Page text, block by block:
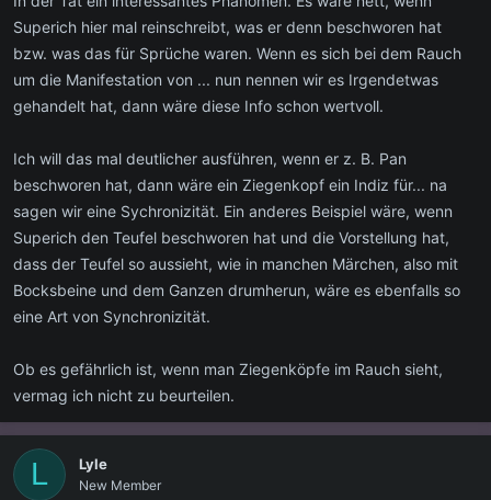
Superich hier mal reinschreibt, was er denn beschworen hat
bzw. was das für Sprüche waren. Wenn es sich bei dem Rauch
um die Manifestation von ... nun nennen wir es Irgendetwas
gehandelt hat, dann wäre diese Info schon wertvoll.
Ich will das mal deutlicher ausführen, wenn er z. B. Pan
beschworen hat, dann wäre ein Ziegenkopf ein Indiz für... na
sagen wir eine Sychronizität. Ein anderes Beispiel wäre, wenn
Superich den Teufel beschworen hat und die Vorstellung hat,
dass der Teufel so aussieht, wie in manchen Märchen, also mit
Bocksbeine und dem Ganzen drumherun, wäre es ebenfalls so
eine Art von Synchronizität.
Ob es gefährlich ist, wenn man Ziegenköpfe im Rauch sieht,
vermag ich nicht zu beurteilen.
L Lyle
New Member